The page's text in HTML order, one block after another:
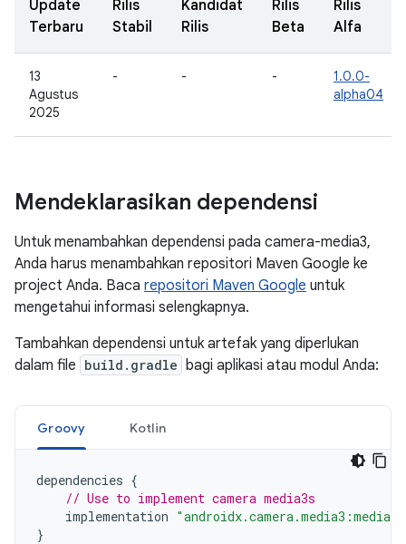
Update
Terbaru
Rilis
Stabil
Kandidat
Rilis
Rilis
Beta
Rilis
Alfa
13
Agustus
2025
- - -
1.0.0-
alpha04
Mendeklarasikan dependensi
Untuk menambahkan dependensi pada camera-media3,
Anda harus menambahkan repositori Maven Google ke
project Anda. Baca repositori Maven Google untuk
mengetahui informasi selengkapnya.
Tambahkan dependensi untuk artefak yang diperlukan
dalam file build.gradle bagi aplikasi atau modul Anda:
Groovy Kotlin
dependencies {
// Use to implement camera media3s
implementation
}